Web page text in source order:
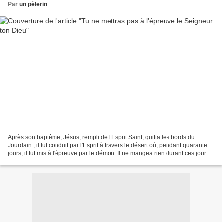
Par un pèlerin
Après son baptême, Jésus, rempli de l'Esprit Saint, quitta les bords du
Jourdain ; il fut conduit par l'Esprit à travers le désert où, pendant quarante
jours, il fut mis à l'épreuve par le démon. Il ne mangea rien durant ces jours-